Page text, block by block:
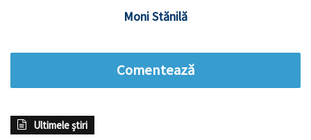
Moni Stănilă
Comentează
Ultimele știri